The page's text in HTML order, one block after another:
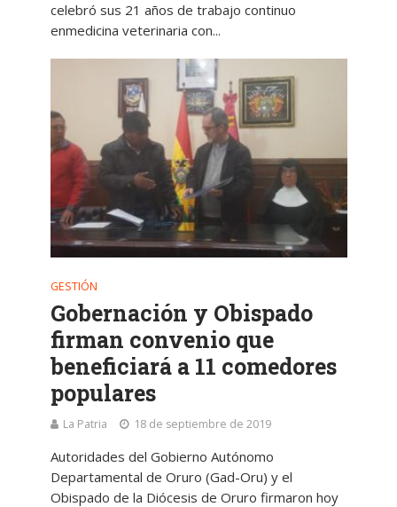
celebró sus 21 años de trabajo continuo
enmedicina veterinaria con...
GESTIÓN
Gobernación y Obispado
firman convenio que
beneficiará a 11 comedores
populares
La Patria 18 de septiembre de 2019
Autoridades del Gobierno Autónomo
Departamental de Oruro (Gad-Oru) y el
Obispado de la Diócesis de Oruro firmaron hoy